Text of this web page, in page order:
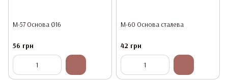
М-57 Основа Ø16
56 грн
М-60 Основа сталева
42 грн